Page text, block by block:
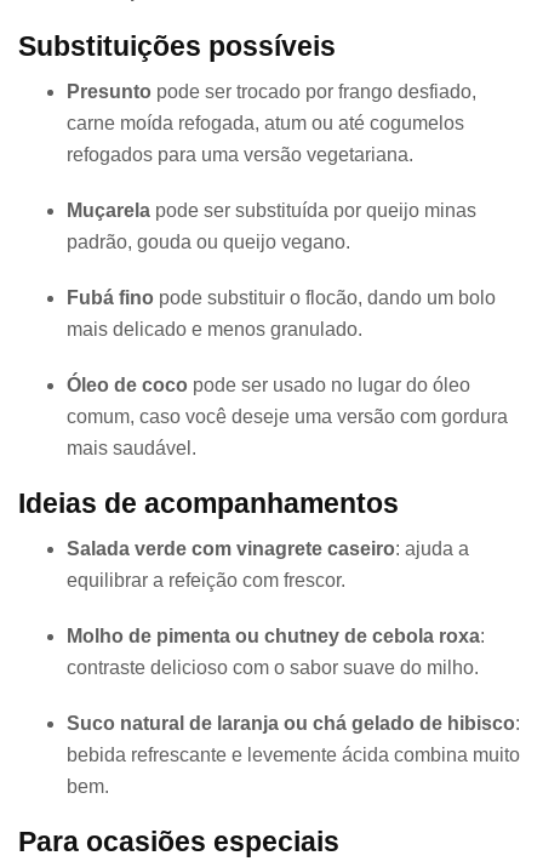
Substituições possíveis
Presunto pode ser trocado por frango desfiado,
carne moída refogada, atum ou até cogumelos
refogados para uma versão vegetariana.
Muçarela pode ser substituída por queijo minas
padrão, gouda ou queijo vegano.
Fubá fino pode substituir o flocão, dando um bolo
mais delicado e menos granulado.
Óleo de coco pode ser usado no lugar do óleo
comum, caso você deseje uma versão com gordura
mais saudável.
Ideias de acompanhamentos
Salada verde com vinagrete caseiro: ajuda a
equilibrar a refeição com frescor.
Molho de pimenta ou chutney de cebola roxa:
contraste delicioso com o sabor suave do milho.
Suco natural de laranja ou chá gelado de hibisco:
bebida refrescante e levemente ácida combina muito
bem.
Para ocasiões especiais